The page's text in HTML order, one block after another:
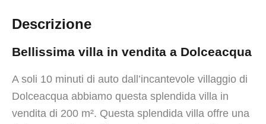
Descrizione
Bellissima villa in vendita a Dolceacqua
A soli 10 minuti di auto dall’incantevole villaggio di
Dolceacqua abbiamo questa splendida villa in
vendita di 200 m². Questa splendida villa offre una